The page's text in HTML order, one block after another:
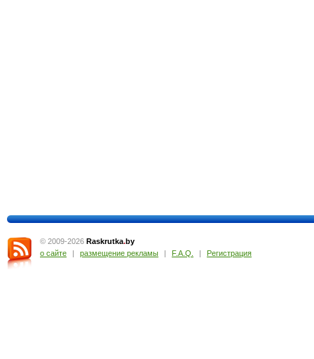
© 2009-2026 Raskrutka.by
о сайте
| размещение рекламы | F.A.Q. | Регистрация